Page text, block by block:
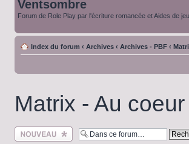
Ventsombre
Forum de Role Play par l'écriture romancée et Aides de
Index du forum ‹ Archives ‹ Archives - PBF ‹
Matrix - Au
Ecrire un nouveau
sujet